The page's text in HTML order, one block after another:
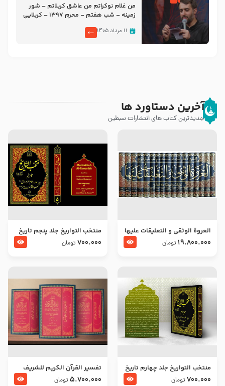
من غلام نوکراتم من عاشق کربلاتم – شور
زمینه – شب هفتم – محرم 1397 – کربلایی
۱۱ مرداد ۱۴۰۵
آخرین دستاورد ها
جدیدترین کتاب های انتشارات سبطین
العروة الوثقى و التعليقات عليها
– طرح جدید
19.800.000 تومان
منتخب التواریخ جلد پنجم تاریخ
امام جعفر صادق و امام موسی
700.000 تومان
منتخب التواریخ جلد چهارم تاریخ
امام زین العابدین و امام محمد
700.000 تومان
تفسير القرآن الكريم للشريف
المرتضي قدس سرّه
5.700.000 تومان